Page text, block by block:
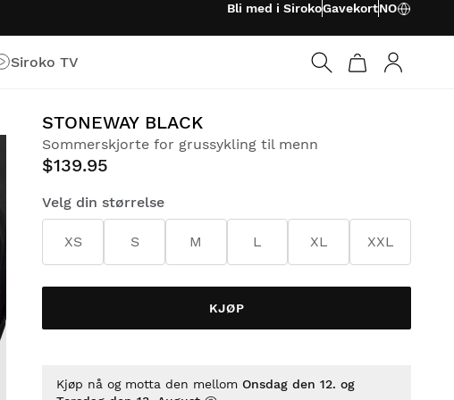
Bli med i SirokoGavekortNO
Siroko TV
STONEWAY BLACK
Sommerskjorte for grussykling til menn
$139.95
Velg din størrelse
XS S M L XL XXL
KJØP
Kjøp nå og motta den mellomOnsdag den 12. og